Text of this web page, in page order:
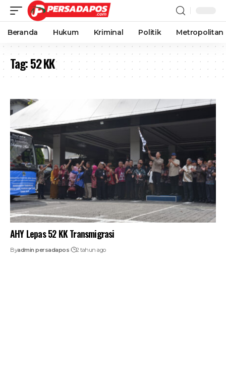
Beranda Hukum Kriminal Politik Metropolitan
Tag:52 KK
AHY Lepas 52 KK Transmigrasi
Byadmin persadapos 2 tahun ago